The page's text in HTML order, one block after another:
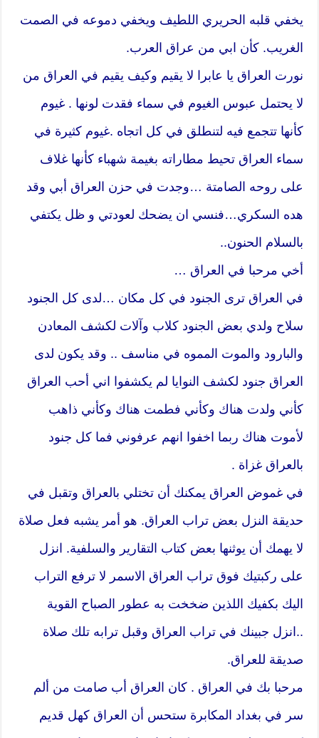
يخفي قلبه الحريري اللطيف ويخفي دموعه في الصمت
الغريب. كأن ابي من عراق العرب.
نورت العراق يا عابرا لا يقيم وكيف يقيم في العراق من
لا يحتمل عبوس الغيوم في سماء فقدت لونها . غيوم
كأنها تتجمع فيه لتنطلق في كل اتجاه .غيوم كثيرة في
سماء العراق تحيط مطاراته بغيمة شهباء كأنها غلاف
على روحه الصامتة …وجدت في حزن العراق أبي وقد
هده السكري…فنسي ان يضحك لعودتي و ظل يكتفي
بالسلام الحنون..
أخي مرحبا في العراق …
في العراق ترى الجنود في كل مكان …لدى كل الجنود
سلاح ولدي بعض الجنود كلاب وآلات لكشف المعادن
والبارود والموت المموه في مناسف .. وقد يكون لدى
العراق جنود لكشف النوايا لم يكشفوا اني أحب العراق
كأني ولدت هناك وكأني فطمت هناك وكأني ذاهب
لأموت هناك ربما اخفوا انهم عرفوني فما كل جنود
بالعراق غزاة .
في غموض العراق يمكنك أن تختلي بالعراق وتقبل في
حديقة النزل بعض تراب العراق. هو أمر يشبه فعل صلاة
لا يهمك أن يوثنها بعض كتاب التقارير والسلفية. انزل
على ركبتيك فوق تراب العراق الاسمر لا ترفع التراب
اليك بكفيك اللذين ضخخت به عطور الصباح القوية
..انزل جبينك في تراب العراق وقبل ترابه تلك صلاة
صديقة للعراق.
مرحبا بك في العراق . كان العراق أب صامت من ألم
سر في بغداد المكابرة ستحس أن العراق كهل قديم